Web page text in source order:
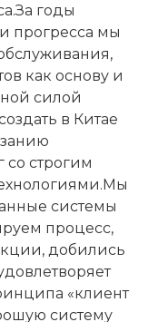
годы
прогресса мы
как основу и
силой
в Китае
со строгим
системы
процесс,
добились
«клиент
систему